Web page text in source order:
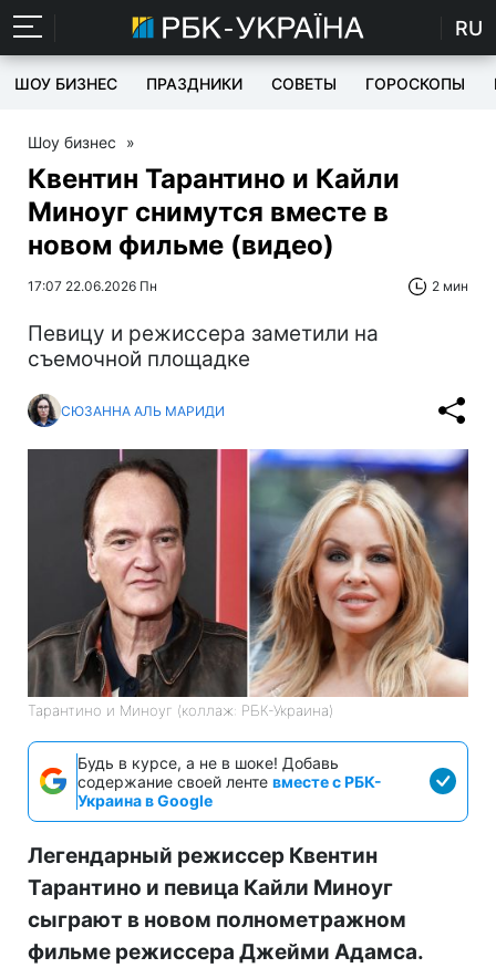
RU
ШОУ БИЗНЕС ПРАЗДНИКИ СОВЕТЫ ГОРОСКОПЫ
Шоу бизнес »
Квентин Тарантино и Кайли
Миноуг снимутся вместе в
новом фильме (видео)
17:07 22.06.2026 Пн 2 мин
Певицу и режиссера заметили на
съемочной площадке
СЮЗАННА АЛЬ МАРИДИ
Тарантино и Миноуг (коллаж: РБК-Украина)
Будь в курсе, а не в шоке! Добавь
содержание своей ленте вместе с РБК-
Украина в Google
Легендарный режиссер Квентин
Тарантино и певица Кайли Миноуг
сыграют в новом полнометражном
фильме режиссера Джейми Адамса.